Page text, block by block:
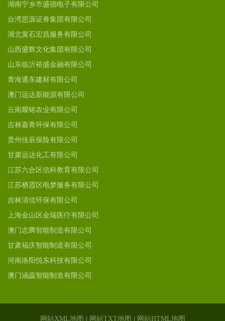
湖南宁乡市盛德电子有限公司
台湾思源证券集团有限公司
湖北黄石宏昌服务有限公司
山西盛辉文化集团有限公司
山东临沂裕盛金融有限公司
青海通东建材有限公司
澳门远达新能源有限公司
云南耀铭农业有限公司
吉林嘉青环保有限公司
贵州佳辰保险有限公司
甘肃远达化工有限公司
江苏六合区信科教育有限公司
江苏栖霞区电梦服务有限公司
吉林清信环保有限公司
上海金山区金瑞医疗有限公司
澳门志腾智能制造有限公司
甘肃福庆智能制造有限公司
河南洛阳悦东科技有限公司
澳门涵蕊智能制造有限公司
网站XML地图 网站TXT地图 网站HTML地图